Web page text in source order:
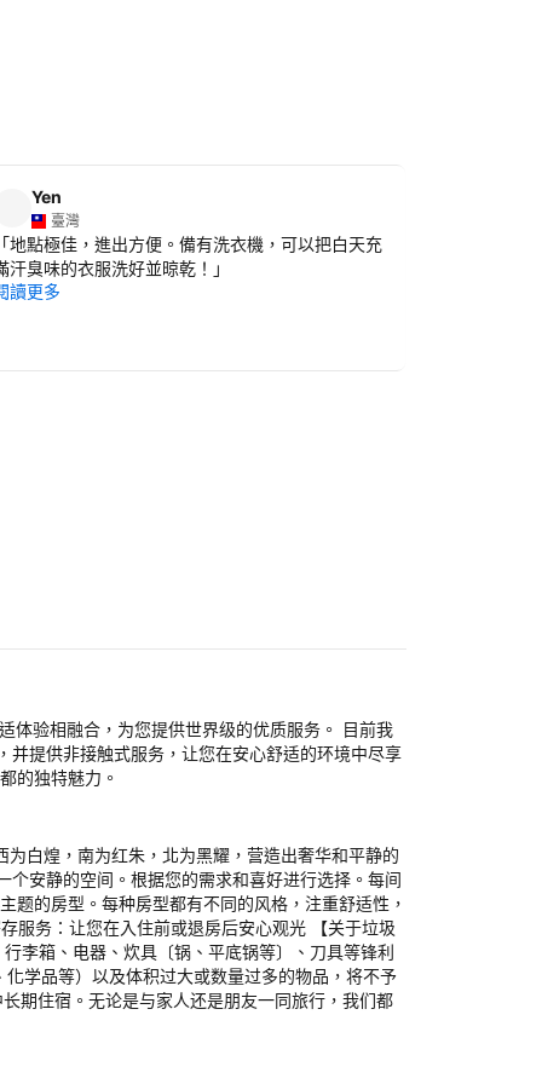
Yen
臺灣
「地點極佳，進出方便。備有洗衣機，可以把白天充
汗臭味的衣服洗好並晾乾！ 」
讀更多
体验相融合，为您提供世界级的优质服务。 目前我
提供非接触式服务，让您在安心舒适的环境中尽享
的独特魅力。
白煌，南为红朱，北为黑耀，营造出奢华和平静的
个安静的空间。根据您的需求和喜好进行选择。每间
题的房型。每种房型都有不同的风格，注重舒适性，
服务：让您在入住前或退房后安心观光 【关于垃圾
李箱、电器、炊具〔锅、平底锅等〕、刀具等锋利
学品等）以及体积过大或数量过多的物品，将不予
期住宿。无论是与家人还是朋友一同旅行，我们都